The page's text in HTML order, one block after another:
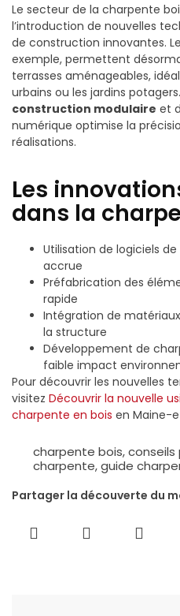
Le secteur de la charpente
l’introduction de nouvelles
de construction innovantes.
exemple, permettent
terrasses aménageables,
urbains ou les jardins
construction modulaire et
numérique optimise la
réalisations.
Les
dans la
Utilisation de logiciels
accrue
Préfabrication des
rapide
Intégration de
la structure
Développement de
faible impact
Pour découvrir les nouvelles
visitez Découvrir la nouvelle
charpente en bois en Maine-
charpente bois,conseils
charpente,guide
Partager la découverte du